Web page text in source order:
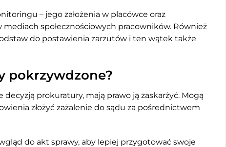
– jego założenia w placówce oraz
społecznościowych pracowników. Również
do postawienia zarzutów i ten wątek także
pokrzywdzone?
prokuratury, mają prawo ją zaskarżyć. Mogą
złożyć zażalenie do sądu za pośrednictwem
do akt sprawy, aby lepiej przygotować swoje